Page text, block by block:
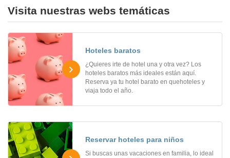
Visita nuestras webs temáticas
Hoteles baratos
¿Quieres irte de hotel una y otra vez? Los
hoteles baratos más ideales están aquí.
Reserva ya tu hotel barato en quehoteles y
viaja todo el año.
Reservar hoteles para niños
Si buscas unas vacaciones en familia, lo ideal